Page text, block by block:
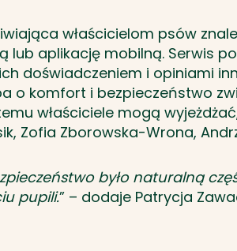
właścicielom psów
aplikację mobilną. Serwis
doświadczeniem i opiniami
o komfort i bezpieczeństwo
właściciele mogą
Zofia Zborowska-Wrona,
było naturalną
pupili.” – dodaje Patrycja